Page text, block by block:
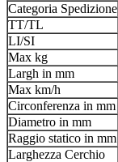
Categoria Spedizione
TT/TL
LI/SI
Max kg
Largh in mm
Max km/h
Circonferenza in mm
Diametro in mm
Raggio statico in mm
Larghezza Cerchio